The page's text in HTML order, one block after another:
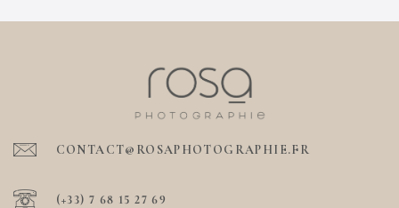
CONTACT@ROSAPHOTOGRAPHIE.FR
(+33) 7 68 15 27 69